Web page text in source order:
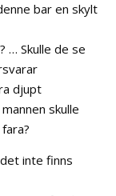
bar en skylt
… Skulle de se
djupt
skulle
inte finns